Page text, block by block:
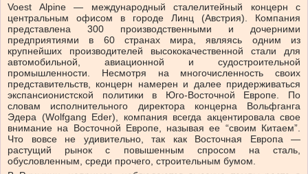
Voest Alpine — международный сталелитейный концерн с
центральным офисом в городе Линц (Австрия). Компания
представлена 300 производственными и дочерними
предприятиями в 60 странах мира, являясь одним из
крупнейших производителей высококачественной стали для
автомобильной, авиационной и судостроительной
промышленности. Несмотря на многочисленность своих
представительств, концерн намерен и далее придерживаться
экспансионистской политики в Юго-Восточной Европе. По
словам исполнительного директора концерна Вольфганга
Эдера (Wolfgang Eder), компания всегда акцентировала свое
внимание на Восточной Европе, называя ее “своим Китаем”.
Что вовсе не удивительно, так как Восточная Европа —
растущий рынок с повышенным спросом на сталь,
обусловленным, среди прочего, строительным бумом.